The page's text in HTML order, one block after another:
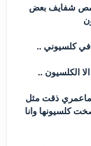
نمص شفايف بعض
كلسيوني ..
الكلسيون ..
ماعمري ذقت مثل
كلسيونها وانا